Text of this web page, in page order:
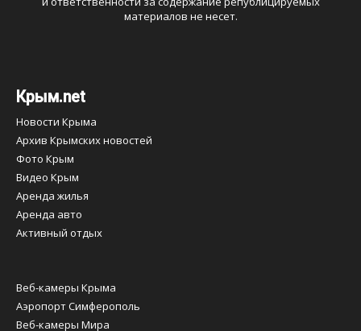
материалов не несет.
Крым.net
Новости Крыма
Архив Крымских новостей
Фото Крым
Видео Крым
Аренда жилья
Аренда авто
Активный отдых
Веб-камеры Крыма
Аэропорт Симферополь
Веб-камеры Мира